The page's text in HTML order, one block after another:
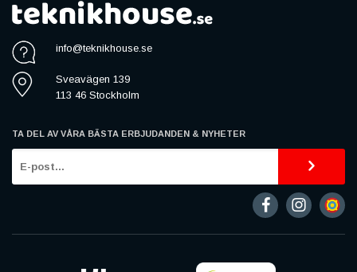
info@teknikhouse.se
Sveavägen 139
113 46 Stockholm
TA DEL AV VÅRA BÄSTA ERBJUDANDEN & NYHETER